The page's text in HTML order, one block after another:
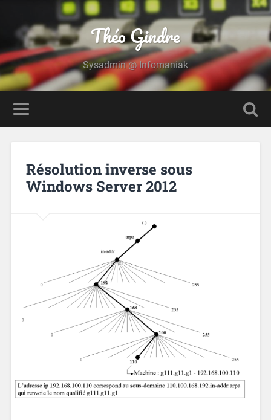
Théo Gindre
Sysadmin @ Infomaniak
Résolution inverse sous
Windows Server 2012